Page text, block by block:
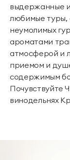
выдержанные
любимые туры,
неумолимых
ароматами
атмосферой и
приемом и
содержимым
Почувствуйте
винодельнях